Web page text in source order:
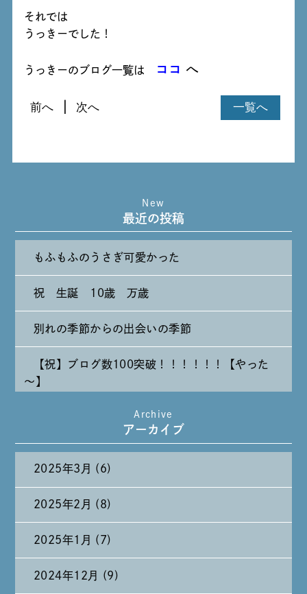
それでは
うっきーでした！
うっきーのブログ一覧は ココ へ
一覧へ
前へ 次へ
New
最近の投稿
もふもふのうさぎ可愛かった
祝 生誕 10歳 万歳
別れの季節からの出会いの季節
【祝】ブログ数100突破！！！！！！【やった
～】
たまには純喫茶なんて～～～
Archive
アーカイブ
2025年3月 (6)
2025年2月 (8)
2025年1月 (7)
2024年12月 (9)